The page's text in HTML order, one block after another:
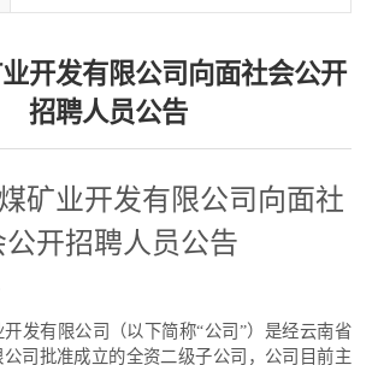
开发有限公司向面社会公开
招聘人员公告
矿业开发有限公司向面社
公开招聘人员公告
有限公司（以下简称“公司”）是经云南省
司批准成立的全资二级子公司，公司目前主